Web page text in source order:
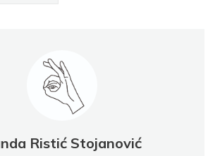
Ristić Stojanović